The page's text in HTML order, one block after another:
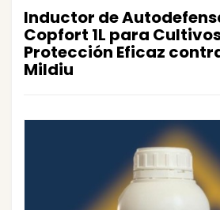
Inductor de
Copfort 1L para
Protección Eficaz
Mildiu